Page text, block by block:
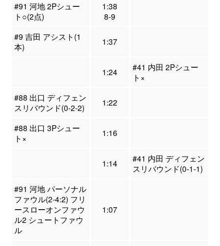
#91 河地 2Pシュー
ト○(2点)
1:38
8-9
#9 吉田 アシスト(1
本)
1:37
1:24
#41 内田 2Pシュー
ト×
#88 出口 ディフェン
スリバウンド(0-2-2)
1:22
#88 出口 3Pシュー
ト×
1:16
1:14
#41 内田 ディフェン
スリバウンド(0-1-1)
#91 河地 パーソナル
ファウル(2-4:2) フリ
ースローオンファウ
ル2 シュートファウ
ル
1:07